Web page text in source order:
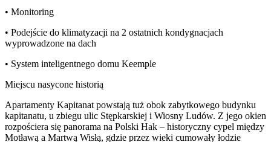
• Monitoring
• Podejście do klimatyzacji na 2 ostatnich kondygnacjach
wyprowadzone na dach
• System inteligentnego domu Keemple
Miejscu nasycone historią
Apartamenty Kapitanat powstają tuż obok zabytkowego budynku
kapitanatu, u zbiegu ulic Stępkarskiej i Wiosny Ludów. Z jego okien
rozpościera się panorama na Polski Hak – historyczny cypel między
Motławą a Martwą Wisłą, gdzie przez wieki cumowały łodzie